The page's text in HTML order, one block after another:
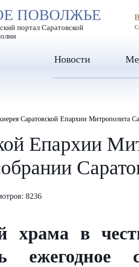
ИЗОБРАЖЕНИЯ
ПОВОЛЖЬЕ
портал Саратовской
Новости
Саратовской Епархии Митрополита
Епархии
8236
храма в